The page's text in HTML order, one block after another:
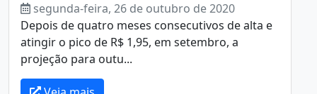
segunda-feira, 26 de outubro de 2020
Depois de quatro meses consecutivos de alta e
atingir o pico de R$ 1,95, em setembro, a
projeção para outu...